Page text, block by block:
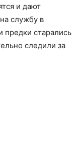
и дают
службу в
старались
следили за